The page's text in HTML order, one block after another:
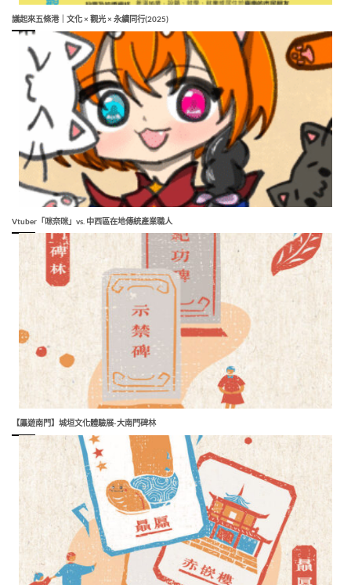
議起來五條港｜文化 × 觀光 × 永續同行(2025)
Vtuber「咪奈咪」vs. 中西區在地傳統產業職人
【屭遊南門】城垣文化體驗展-大南門碑林